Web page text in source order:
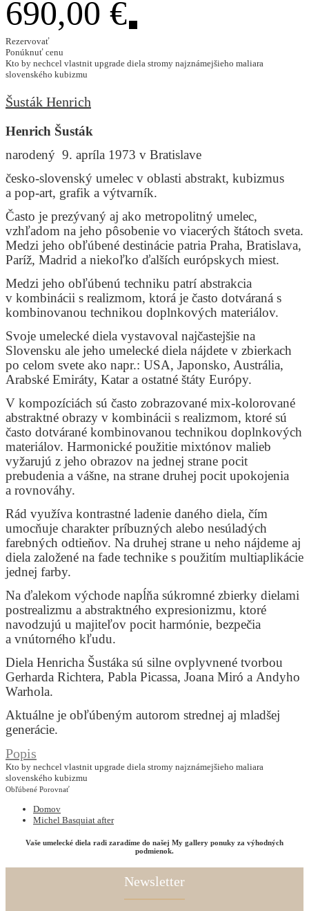
690,00 €
Rezervovať
Ponúknuť cenu
Kto by nechcel vlastnit upgrade diela stromy najznámejšieho maliara
slovenského kubizmu
Šusták Henrich
Henrich Šusták
narodený 9. apríla 1973 v Bratislave
česko-slovenský umelec v oblasti abstrakt, kubizmus
a pop-art, grafik a výtvarník.
Často je prezývaný aj ako metropolitný umelec,
vzhľadom na jeho pôsobenie vo viacerých štátoch sveta.
Medzi jeho obľúbené destinácie patria Praha, Bratislava,
Paríž, Madrid a niekoľko ďalších európskych miest.
Medzi jeho obľúbenú techniku patrí abstrakcia
v kombinácii s realizmom, ktorá je často dotváraná s
kombinovanou technikou doplnkových materiálov.
Svoje umelecké diela vystavoval najčastejšie na
Slovensku ale jeho umelecké diela nájdete v zbierkach
po celom svete ako napr.: USA, Japonsko, Austrália,
Arabské Emiráty, Katar a ostatné štáty Európy.
V kompozíciách sú často zobrazované mix-kolorované
abstraktné obrazy v kombinácii s realizmom, ktoré sú
často dotvárané kombinovanou technikou doplnkových
materiálov. Harmonické použitie mixtónov malieb
vyžarujú z jeho obrazov na jednej strane pocit
prebudenia a vášne, na strane druhej pocit upokojenia
a rovnováhy.
Rád využíva kontrastné ladenie daného diela, čím
umocňuje charakter príbuzných alebo nesúladých
farebných odtieňov. Na druhej strane u neho nájdeme aj
diela založené na fade technike s použitím multiaplikácie
jednej farby.
Na ďalekom východe napĺňa súkromné zbierky dielami
postrealizmu a abstraktného expresionizmu, ktoré
navodzujú u majiteľov pocit harmónie, bezpečia
a vnútorného kľudu.
Diela Henricha Šustáka sú silne ovplyvnené tvorbou
Gerharda Richtera, Pabla Picassa, Joana Miró a Andyho
Warhola.
Aktuálne je obľúbeným autorom strednej aj mladšej
generácie.
Popis
Kto by nechcel vlastnit upgrade diela stromy najznámejšieho maliara
slovenského kubizmu
Obľúbené Porovnať
Domov
Michel Basquiat after
Vaše umelecké diela radi zaradíme do našej My gallery ponuky za výhodných
podmienok.
Newsletter